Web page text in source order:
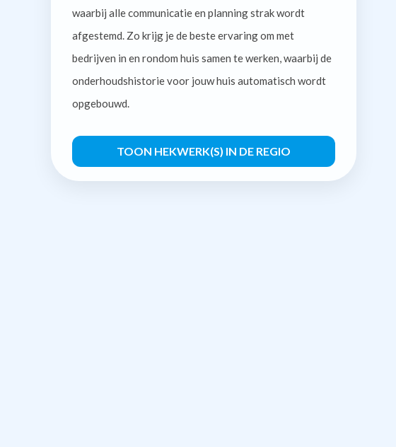
waarbij alle communicatie en planning strak wordt
afgestemd. Zo krijg je de beste ervaring om met
bedrijven in en rondom huis samen te werken, waarbij de
onderhoudshistorie voor jouw huis automatisch wordt
opgebouwd.
TOON HEKWERK(S) IN DE REGIO